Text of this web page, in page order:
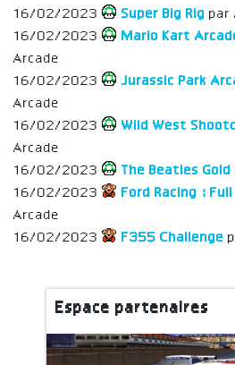
16/02/2023
Super Big Rig par
16/02/2023
Mario Kart
Arcade
16/02/2023
Jurassic Park
Arcade
16/02/2023
Wild West
Arcade
16/02/2023
The Beatles Gold
16/02/2023
Ford Racing :
Arcade
16/02/2023
F355 Challenge
Espace partenaires